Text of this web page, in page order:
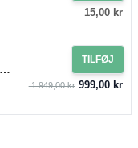
15,00 kr
TILFØJ
1.949,00 kr999,00 kr